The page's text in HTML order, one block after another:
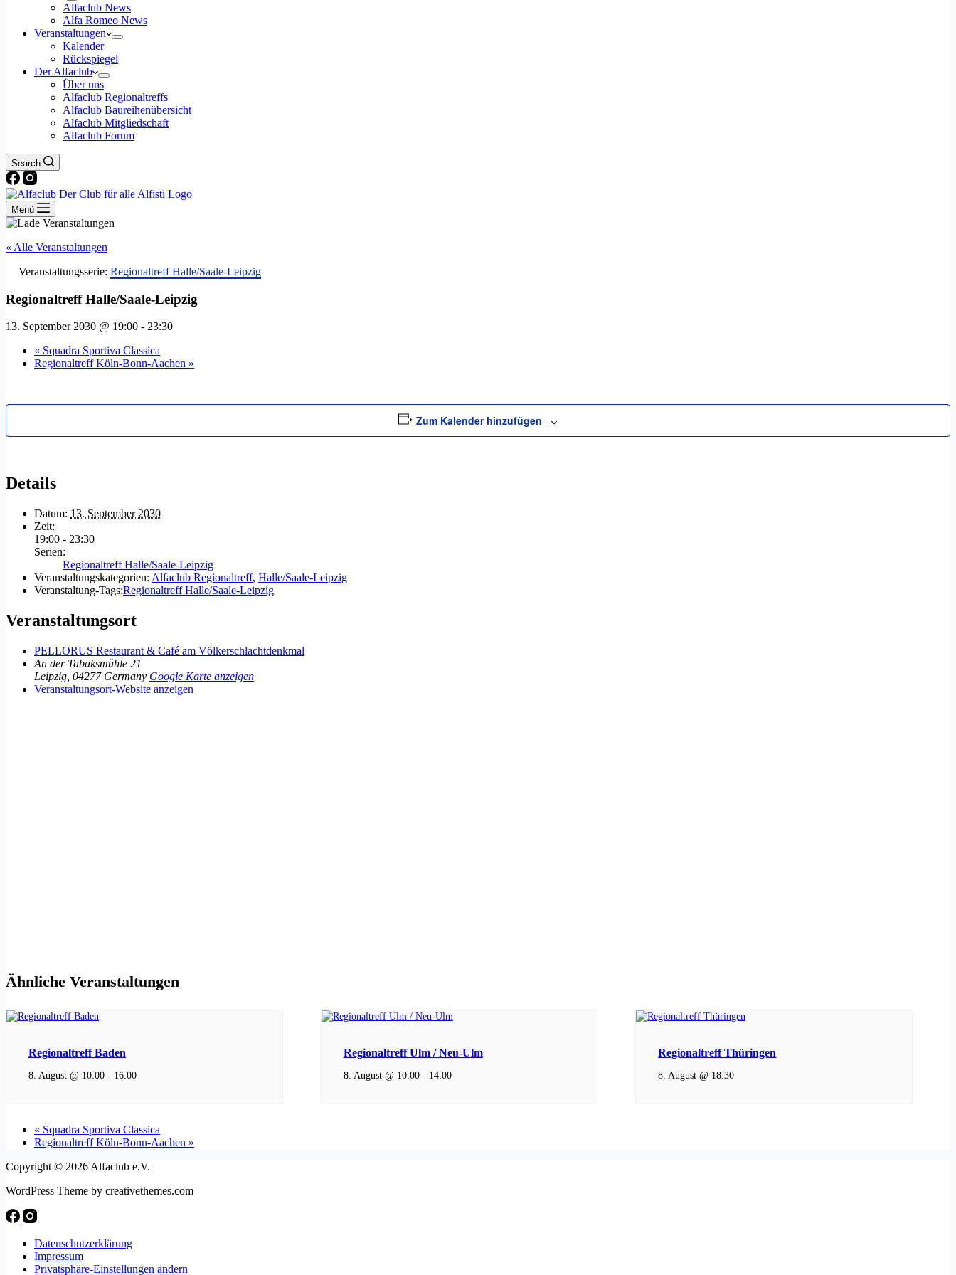
Alfaclub News
Alfa Romeo News
Veranstaltungen
Kalender
Rückspiegel
Der Alfaclub
Über uns
Alfaclub Regionaltreffs
Alfaclub Baureihenübersicht
Alfaclub Mitgliedschaft
Alfaclub Forum
Search
Menü
« Alle Veranstaltungen
Veranstaltungsserie: Regionaltreff Halle/Saale-Leipzig
Regionaltreff Halle/Saale-Leipzig
13. September 2030 @ 19:00 - 23:30
« Squadra Sportiva Classica
Regionaltreff Köln-Bonn-Aachen »
Zum Kalender hinzufügen
Details
Datum: 13. September 2030
Zeit:
19:00 - 23:30
Serien:
Regionaltreff Halle/Saale-Leipzig
Veranstaltungskategorien: Alfaclub Regionaltreff, Halle/Saale-Leipzig
Veranstaltung-Tags:Regionaltreff Halle/Saale-Leipzig
Veranstaltungsort
PELLORUS Restaurant & Café am Völkerschlachtdenkmal
An der Tabaksmühle 21
Leipzig 04277 Germany Google Karte anzeigen
Veranstaltungsort-Website anzeigen
Ähnliche Veranstaltungen
Regionaltreff Baden
8. August @ 10:00 - 16:00
Regionaltreff Ulm / Neu-Ulm
8. August @ 10:00- 14:00
Regionaltreff Thüringen
8. August @ 18:30
« Squadra Sportiva Classica
Regionaltreff Köln-Bonn-Aachen »
Copyright © 2026 Alfaclub e.V.
WordPress Theme by creativethemes.com
Datenschutzerklärung
Impressum
Privatsphäre-Einstellungen ändern